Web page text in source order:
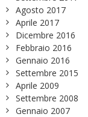
Agosto 2017
Aprile 2017
Dicembre 2016
Febbraio 2016
Gennaio 2016
Settembre 2015
Aprile 2009
Settembre 2008
Gennaio 2007